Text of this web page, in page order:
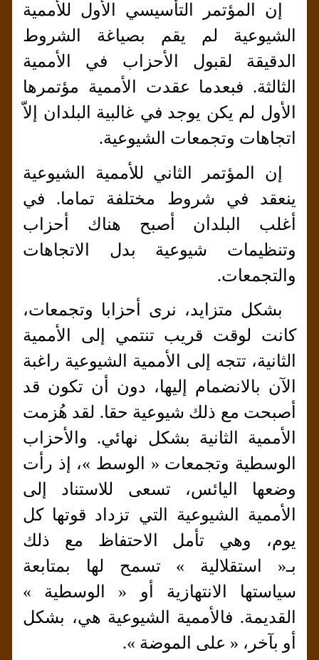
إن المؤتمر التأسيسي الأول للأممية
الشيوعية لم يقم بصياغة الشروط
الدقيقة لقبول الأحزاب في الأممية
الثالثة. فبعدما عقدت الأممية مؤتمرها
الأول لم يكن يوجد في غالبية البلدان إلاّ
اتجاهات وتجمعات الشيوعية.
إن المؤتمر الثاني للأممية الشيوعية
ينعقد في شروط مختلفة تماما. في
أغلب البلدان أصبح هناك أحزاب
وتنظيمات شيوعية بدل الاتجاهات
والتجمعات.
بشكل متزايد، نرى أحزابا وتجمعات،
كانت لوقت قريب تنتمي إلى الأممية
الثانية، تتجه إلى الأممية الشيوعية راغبة
الآن بالانضمام إليها، دون أن تكون قد
أصبحت مع ذلك شيوعية حقا. لقد هُزمت
الأممية الثانية بشكل نهائي. والأحزاب
الوسطية وتجمعات « الوسط »، إذ رأت
وضعها اليائس، تسعى للاستناد إلى
الأممية الشيوعية التي تزداد قوتها كل
يوم، وهي تأمل الاحتفاظ مع ذلك
بـ« استقلالية » تسمح لها بمتابعة
سياستها الانتهازية أو « الوسطية »
القديمة. فالأممية الشيوعية هي، بشكل
أو بآخر، « على الموضة ».